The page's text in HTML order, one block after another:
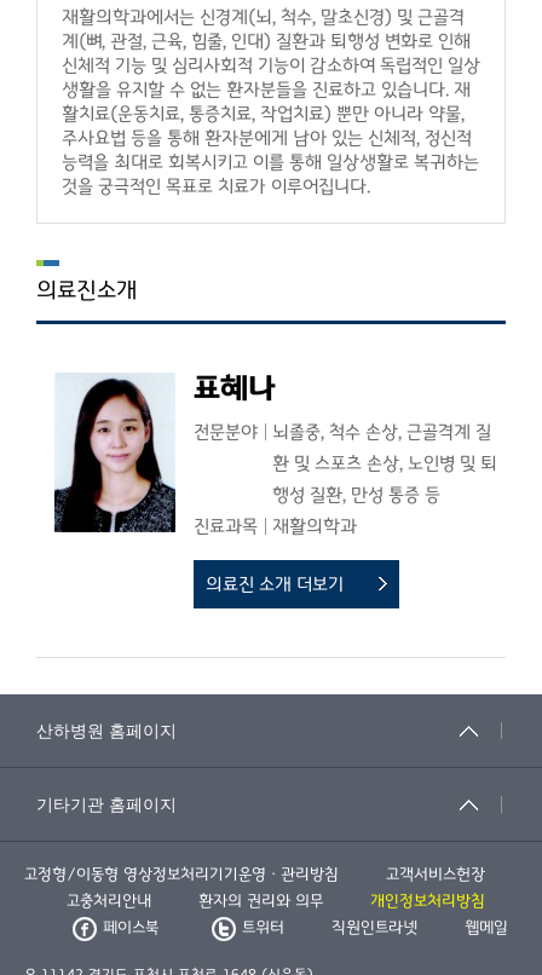
재활의학과에서는 신경계(뇌, 척수, 말초신경) 및 근골격
계(뼈, 관절, 근육, 힘줄, 인대) 질환과 퇴행성 변화로 인해
신체적 기능 및 심리사회적 기능이 감소하여 독립적인 일상
생활을 유지할 수 없는 환자분들을 진료하고 있습니다. 재
활치료(운동치료, 통증치료, 작업치료) 뿐만 아니라 약물,
주사요법 등을 통해 환자분에게 남아 있는 신체적, 정신적
능력을 최대로 회복시키고 이를 통해 일상생활로 복귀하는
것을 궁극적인 목표로 치료가 이루어집니다.
의료진소개
표혜나
전문분야
뇌졸중, 척수 손상, 근골격계 질
환 및 스포츠 손상, 노인병 및 퇴
행성 질환, 만성 통증 등
진료과목
재활의학과
의료진 소개 더보기
고정형/이동형 영상정보처리기기운영ㆍ관리방침
고객서비스헌장
고충처리안내
환자의 권리와 의무
개인정보처리방침
페이스북
트위터 직원인트라넷 웹메일